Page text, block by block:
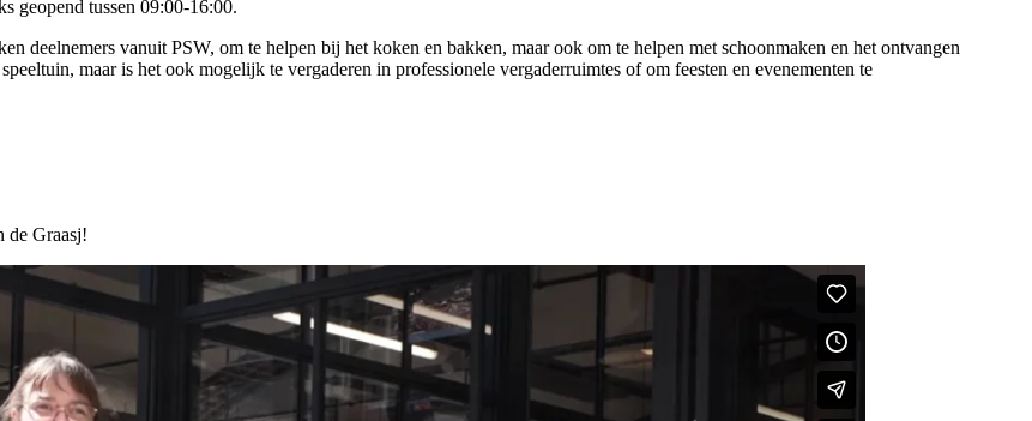
geopend tussen 09:00-16:00.
deelnemers vanuit PSW, om te helpen bij het koken en bakken, maar ook om te helpen met schoonmaken en het ontvangen
maar is het ook mogelijk te vergaderen in professionele vergaderruimtes of om feesten en evenementen te
de Graasj!